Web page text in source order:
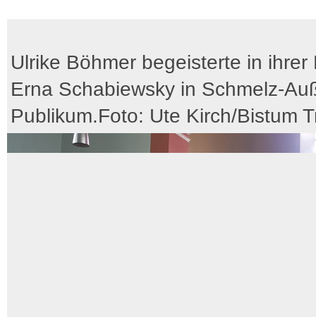
Ulrike Böhmer begeisterte in ihrer
Erna Schabiewsky in Schmelz-
Publikum.Foto: Ute Kirch/Bistum